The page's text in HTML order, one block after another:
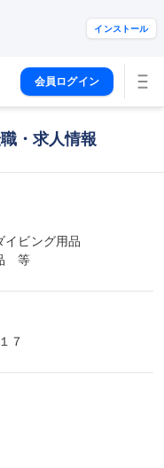
インストール
会員ログイン
・求人情報
ビング用品
　等
７